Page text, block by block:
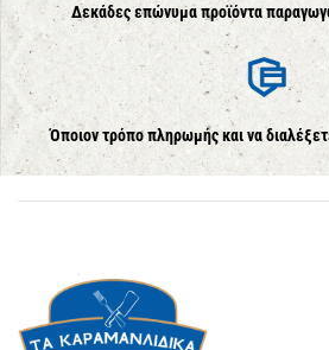
Δεκάδες επώνυμα προϊόντα
Όποιον τρόπο πληρωμής και να